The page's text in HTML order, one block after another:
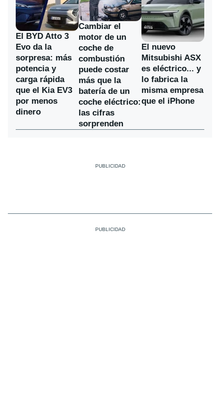
El BYD Atto 3
Evo da la
sorpresa: más
potencia y
carga rápida
que el Kia EV3
por menos
dinero
Cambiar el
motor de un
coche de
combustión
puede costar
más que la
batería de un
coche eléctrico:
las cifras
sorprenden
El nuevo
Mitsubishi ASX
es eléctrico... y
lo fabrica la
misma empresa
que el iPhone